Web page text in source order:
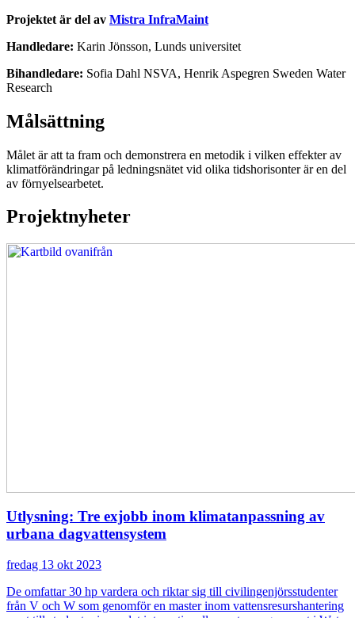
Projektet är del av Mistra InfraMaint
Handledare: Karin Jönsson, Lunds universitet
Bihandledare: Sofia Dahl NSVA, Henrik Aspegren Sweden Water
Research
Målsättning
Målet är att ta fram och demonstrera en metodik i vilken effekter av
klimatförändringar på ledningsnätet vid olika tidshorisonter är en del
av förnyelsearbetet.
Projektnyheter
Utlysning: Tre exjobb inom klimatanpassning av
urbana dagvattensystem
fredag 13 okt 2023
De omfattar 30 hp vardera och riktar sig till civilingenjörsstudenter
från V och W som genomför en master inom vattensresurshantering